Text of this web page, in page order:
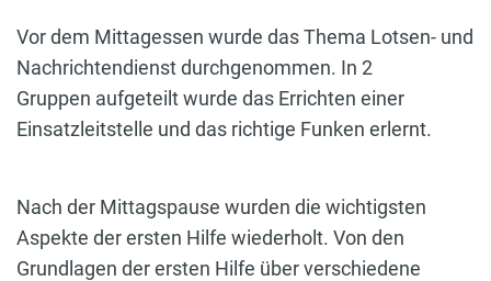
Vor dem Mittagessen wurde das Thema Lotsen- und
Nachrichtendienst durchgenommen. In 2
Gruppen aufgeteilt wurde das Errichten einer
Einsatzleitstelle und das richtige Funken erlernt.
Nach der Mittagspause wurden die wichtigsten
Aspekte der ersten Hilfe wiederholt. Von den
Grundlagen der ersten Hilfe über verschiedene